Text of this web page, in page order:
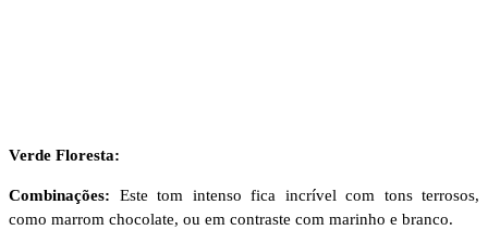
Verde Floresta:
Combinações: Este tom intenso fica incrível com tons terrosos,
como marrom chocolate, ou em contraste com marinho e branco.